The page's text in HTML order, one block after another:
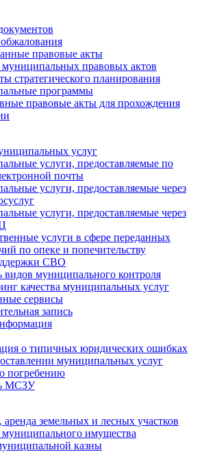
правовые акты
правовых актов
стратегического планирования
программы
правовые акты для прохождения
услуг
услуги, предоставляемые по
почты
услуги, предоставляемые через
услуги, предоставляемые через
услуги в сфере переданных
по опеке и попечительству
СВО
видов муниципального контроля
качества муниципальных услуг
сервисы
запись
о типичных юридических ошибках
муниципальных услуг
погребению
МСЗУ
земельных и лесных участков
имущества
казны